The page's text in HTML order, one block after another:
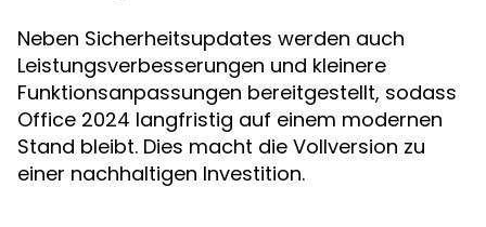
Neben Sicherheitsupdates werden auch
Leistungsverbesserungen und kleinere
Funktionsanpassungen bereitgestellt, sodass
Office 2024 langfristig auf einem modernen
Stand bleibt. Dies macht die Vollversion zu
einer nachhaltigen Investition.